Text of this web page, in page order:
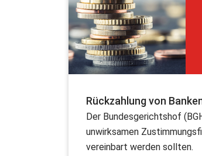
Rückzahlung von
Der Bundesgerichtshof
unwirksamen
vereinbart werden sollten.